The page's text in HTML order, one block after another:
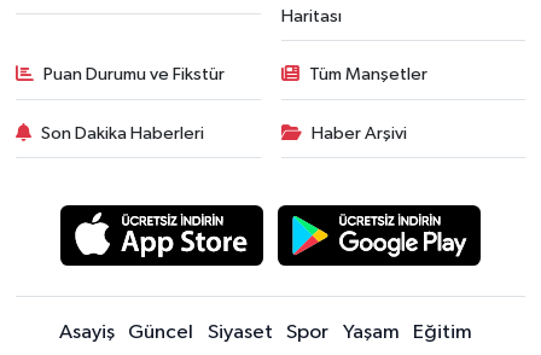
Haritası
Puan Durumu ve Fikstür Tüm Manşetler
Son Dakika Haberleri Haber Arşivi
Asayiş Güncel Siyaset Spor Yaşam
Eğitim